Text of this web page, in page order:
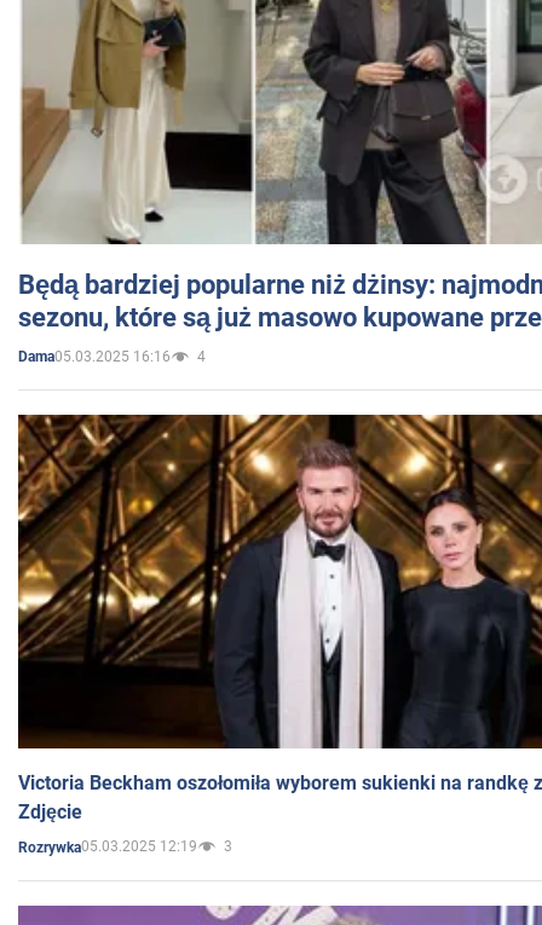
Będą bardziej popularne niż dżinsy:
sezonu, które są już masowo kupowane
Dama05.03.2025 16:16 4
Victoria Beckham oszołomiła wyborem sukienki na randkę
Zdjęcie
Rozrywka05.03.2025 12:19 3